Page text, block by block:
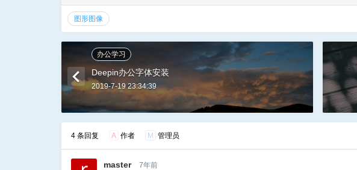
图形图像
产龙芯，飞腾
OS, Red Hat
– Linux版龙
软件
麟版本 中兴
家团结一心多
国内Linux系
硬件国产化
eepin系统官
深度科
办公学习
Deepin办公字体安装
2019-7-19 23:34:39
4 条回复 A 作者 M 管理员
master 7年前